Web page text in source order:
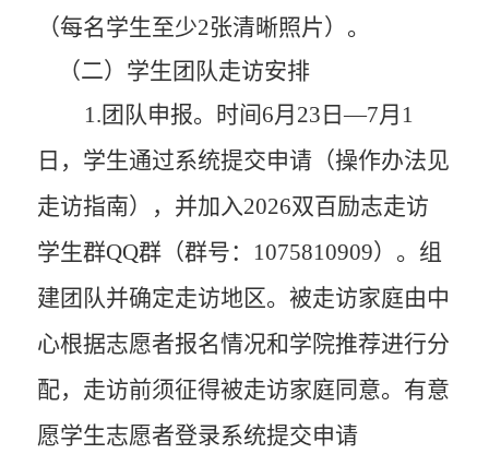
（每名学生至少2张清晰照片）。
（二）学生团队走访安排
1.团队申报。 时间6月 23 日—7月 1
日 ， 学生通过系统提交申请 （操作办法见
走访指南） ， 并加入2026双百励志走访
学生群QQ群（群号：1075810909）。 组
建团队并确定走访地区。被走访家庭由中
心根据志愿者报名情况和学院推荐进行分
配，走访前须征得被走访家庭同意。 有意
愿学生志愿者登录系统提交申请